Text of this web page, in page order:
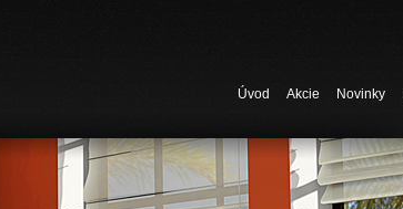
Úvod Akcie Novinky